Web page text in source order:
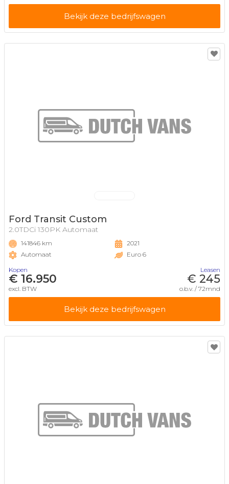
Bekijk deze bedrijfswagen
Ford Transit Custom
2.0TDCi 130PK Automaat
141846 km
Automaat
2021
Euro 6
Kopen
€ 16.950
excl. BTW
Leasen
€ 245
o.b.v. / 72mnd
Bekijk deze bedrijfswagen